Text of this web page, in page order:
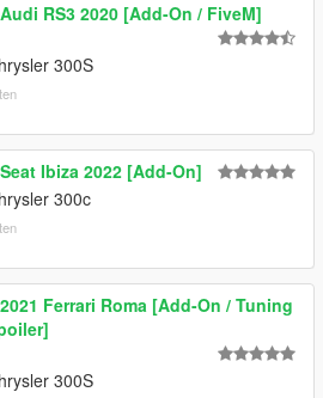
Audi RS3 2020 [Add-On / FiveM]
300S
Seat Ibiza 2022 [Add-On]
300c
2021 Ferrari Roma [Add-On / Tuning
300S